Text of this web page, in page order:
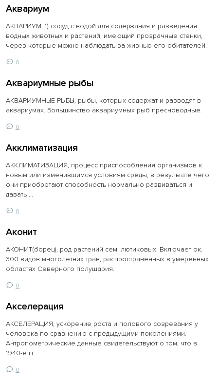
Аквариум
АКВАРИУМ, 1) сосуд с водой для содержания и разведения
водных животных и растений, имеющий прозрачные стенки,
через которые можно наблюдать за жизнью его обитателей.
0
Аквариумные рыбы
АКВАРИУМНЫЕ РЫБЫ, рыбы, которых содержат и разводят в
аквариумах. Большинство аквариумных рыб пресноводные.
0
Акклиматизация
АККЛИМАТИЗАЦИЯ, процесс приспособления организмов к
новым или изменившимся условиям среды, в результате чего
они приобретают способность нормально развиваться и
давать ...
0
Аконит
АКОНИТ(борец), род растений сем. лютиковых. Включает ок.
300 видов многолетних трав, распространённых в умеренных
областях Северного полушария.
0
Акселерация
АКСЕЛЕРАЦИЯ, ускорение роста и полового созревания у
человека по сравнению с предыдущими поколениями.
Антропометрические данные свидетельствуют о том, что в
1940-е гг.
0